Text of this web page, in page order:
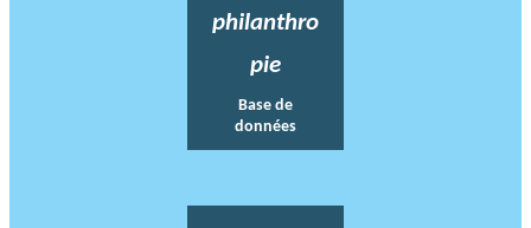
philanthro
pie
Base de
données